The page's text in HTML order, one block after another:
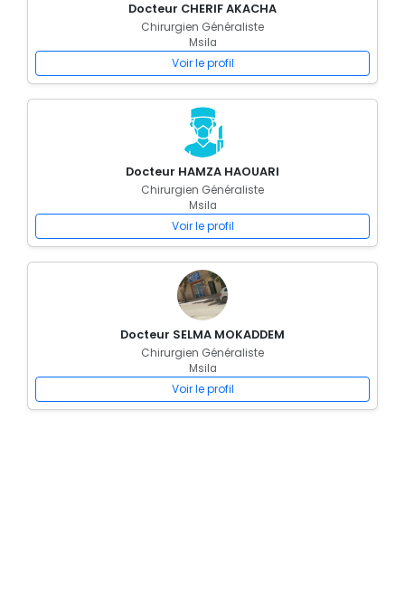
Docteur CHERIF AKACHA
Chirurgien Généraliste
Msila
Voir le profil
Docteur HAMZA HAOUARI
Chirurgien Généraliste
Msila
Voir le profil
Docteur SELMA MOKADDEM
Chirurgien Généraliste
Msila
Voir le profil